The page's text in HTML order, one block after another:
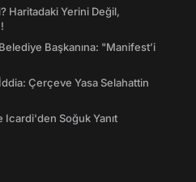
Haritadaki Yerini Değil,
Başkanına: "Manifest’i
Çerçeve Yasa Selahattin
Icardi'den Soğuk Yanıt